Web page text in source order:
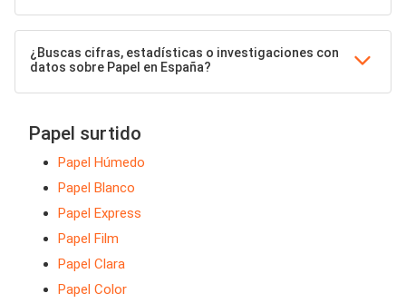
¿Buscas cifras, estadísticas o investigaciones con
datos sobre Papel en España?
Papel surtido
Papel Húmedo
Papel Blanco
Papel Express
Papel Film
Papel Clara
Papel Color